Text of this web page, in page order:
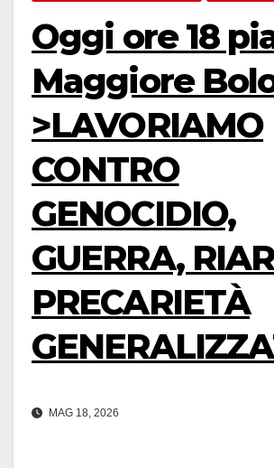
Oggi ore 18
Maggiore
>LAVORIAMO
CONTRO
GENOCIDIO,
GUERRA,
PRECARIETÀ
MAG 18, 2026